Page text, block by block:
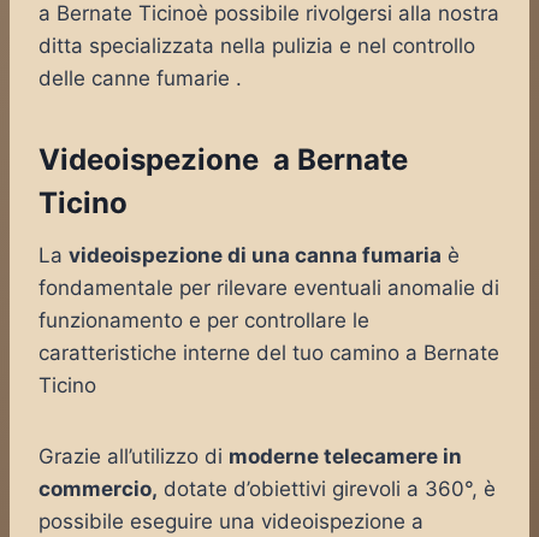
a Bernate Ticinoè possibile rivolgersi alla nostra
ditta specializzata nella pulizia e nel controllo
delle canne fumarie .
Videoispezione a Bernate
Ticino
La videoispezione di una canna fumaria è
fondamentale per rilevare eventuali anomalie di
funzionamento e per controllare le
caratteristiche interne del tuo camino a Bernate
Ticino
Grazie all’utilizzo di moderne telecamere in
commercio, dotate d’obiettivi girevoli a 360°, è
possibile eseguire una videoispezione a